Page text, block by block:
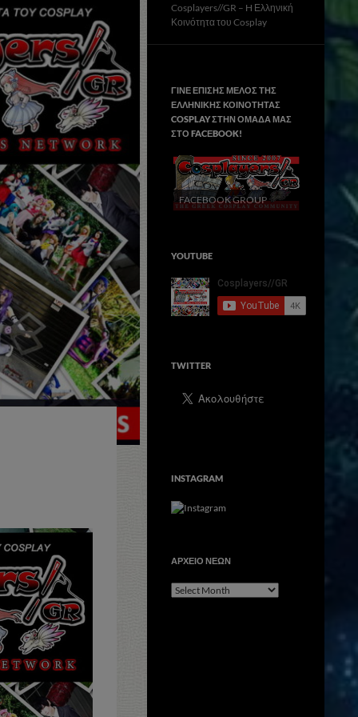
Cosplayers//GR – H Ελληνική
Κοινότητα του Cosplay
ΓΙΝΕ ΕΠΙΣΗΣ ΜΕΛΟΣ ΤΗΣ
ΕΛΛΗΝΙΚΗΣ ΚΟΙΝΟΤΗΤΑΣ
COSPLAY ΣΤΗΝ ΟΜΑΔΑ ΜΑΣ
ΣΤΟ FACΕBOOK!
FACEBOOK GROUP
YOUTUBE
TWITTER
INSTAGRAM
ΑΡΧΕΙΟ ΝΕΩΝ
ΑΡΧΕΙΟ